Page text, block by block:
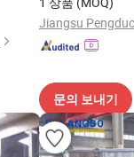
문의 보내기